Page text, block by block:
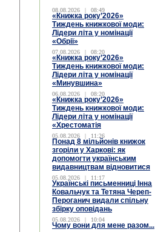
08.08.2026 | 08:49
«Книжка року’2026»
Тиждень книжкової моди:
Лідери літа у номінації
«Обрії»
07.08.2026 | 08:20
«Книжка року’2026»
Тиждень книжкової моди:
Лідери літа у номінації
«Минувшина»
06.08.2026 | 08:20
«Книжка року’2026»
Тиждень книжкової моди:
Лідери літа у номінації
«Хрестоматія
05.08.2026 | 11:26
Понад 8 мільйонів книжок
згоріли у Харкові: як
допомогти українським
видавництвам відновитися
05.08.2026 | 11:17
Українські письменниці Інна
Ковальчук та Тетяна Череп-
Пероганич видали спільну
збірку оповідань
05.08.2026 | 10:04
Чому вони для мене разом...